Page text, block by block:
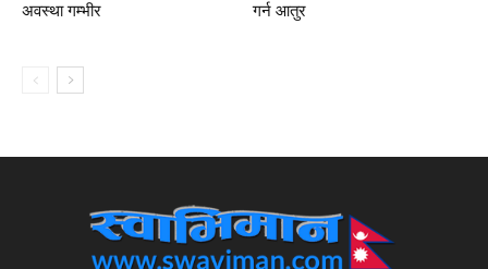
अवस्था गम्भीर
गर्न आतुर